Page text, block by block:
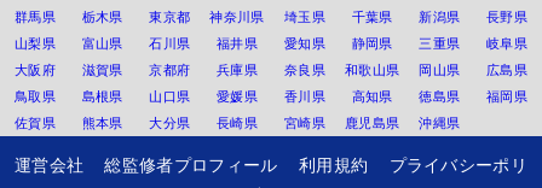
群馬県
栃木県 東京都 神奈川県 埼玉県 千葉県 新潟県
長野県
山梨県
富山県 石川県 福井県 愛知県 静岡県 三重県
岐阜県
大阪府
滋賀県 京都府 兵庫県 奈良県 和歌山県 岡山県
広島県
鳥取県
島根県 山口県 愛媛県 香川県 高知県 徳島県
福岡県
佐賀県
熊本県 大分県 長崎県 宮崎県 鹿児島県 沖縄県
運営会社 総監修者プロフィール 利用規約
プライバシーポリ